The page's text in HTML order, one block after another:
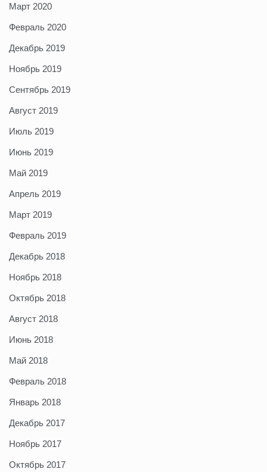
Март 2020
Февраль 2020
Декабрь 2019
Ноябрь 2019
Сентябрь 2019
Август 2019
Июль 2019
Июнь 2019
Май 2019
Апрель 2019
Март 2019
Февраль 2019
Декабрь 2018
Ноябрь 2018
Октябрь 2018
Август 2018
Июнь 2018
Май 2018
Февраль 2018
Январь 2018
Декабрь 2017
Ноябрь 2017
Октябрь 2017